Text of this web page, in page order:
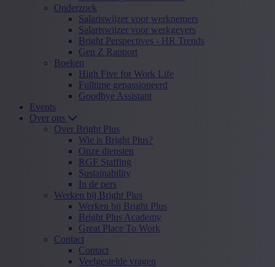
Onderzoek
Salariswijzer voor werknemers
Salariswijzer voor werkgevers
Bright Perspectives - HR Trends
Gen Z Rapport
Boeken
High Five for Work Life
Fulltime gepassioneerd
Goodbye Assistant
Events
Over ons
Over Bright Plus
Wie is Bright Plus?
Onze diensten
RGF Staffing
Sustainability
In de pers
Werken bij Bright Plus
Werken bij Bright Plus
Bright Plus Academy
Great Place To Work
Contact
Contact
Veelgestelde vragen